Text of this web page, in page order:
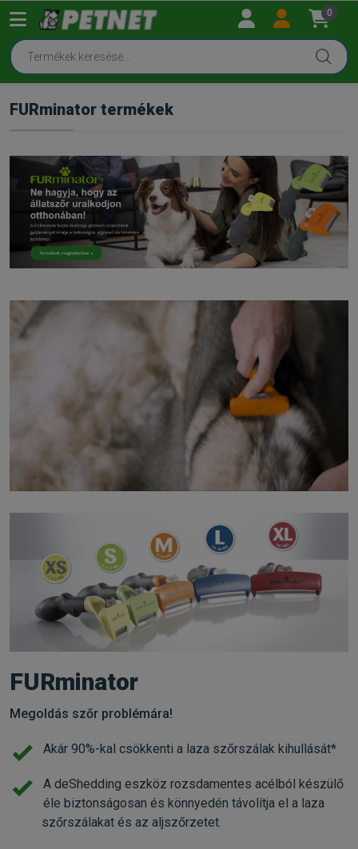
0
FURminator termékek
FURminator
Megoldás szőr problémára!
Akár 90%-kal csökkenti a laza szőrszálak kihullását*
A deShedding eszköz rozsdamentes acélból készülő
éle biztonságosan és könnyedén távolítja el a laza
szőrszálakat és az aljszőrzetet.